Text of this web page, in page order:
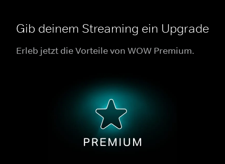
Gib deinem Streaming ein Upgrade
Erleb jetzt die Vorteile von WOW Premium.